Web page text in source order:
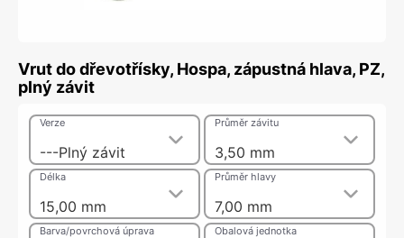
Vrut do dřevotřísky, Hospa, zápustná hlava, PZ,
plný závit
---Plný závit
Verze
3,50 mm
Průměr závitu
15,00 mm
Délka
7,00 mm
Průměr hlavy
Barva/povrchová úprava Obalová jednotka